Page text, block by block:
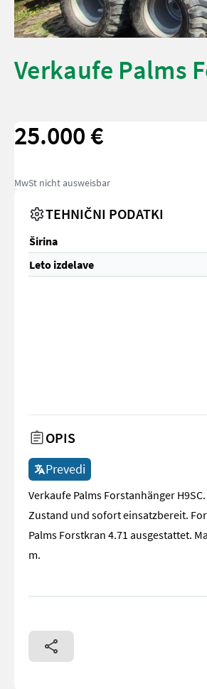
Verkaufe Palms
25.000 €
MwSt nicht ausweisbar
TEHNIČNI PODATKI
Širina
Leto izdelave
OPIS
Prevedi
Verkaufe Palms Forstanhänger
Zustand und sofort einsatzbereit.
Palms Forstkran 4.71 ausgestattet.
m.